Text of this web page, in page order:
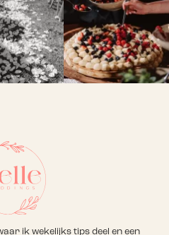
ik wekelijks tips deel en een